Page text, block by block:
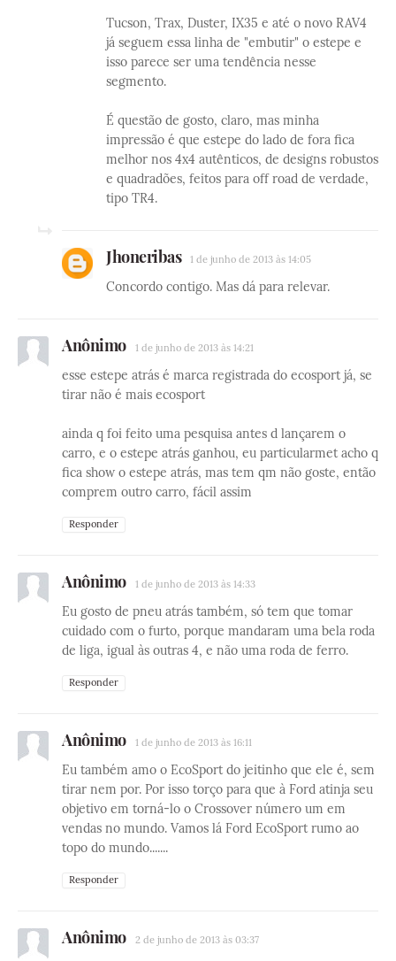
Tucson, Trax, Duster, IX35 e até o novo RAV4
já seguem essa linha de "embutir" o estepe e
isso parece ser uma tendência nesse
segmento.
É questão de gosto, claro, mas minha
impressão é que estepe do lado de fora fica
melhor nos 4x4 autênticos, de designs robustos
e quadradões, feitos para off road de verdade,
tipo TR4.
Jhoneribas 1 de junho de 2013 às 14:05
Concordo contigo. Mas dá para relevar.
Anônimo 1 de junho de 2013 às 14:21
esse estepe atrás é marca registrada do ecosport já, se
tirar não é mais ecosport
ainda q foi feito uma pesquisa antes d lançarem o
carro, e o estepe atrás ganhou, eu particularmet acho q
fica show o estepe atrás, mas tem qm não goste, então
comprem outro carro, fácil assim
Responder
Anônimo 1 de junho de 2013 às 14:33
Eu gosto de pneu atrás também, só tem que tomar
cuidado com o furto, porque mandaram uma bela roda
de liga, igual às outras 4, e não uma roda de ferro.
Responder
Anônimo 1 de junho de 2013 às 16:11
Eu também amo o EcoSport do jeitinho que ele é, sem
tirar nem por. Por isso torço para que à Ford atinja seu
objetivo em torná-lo o Crossover número um em
vendas no mundo. Vamos lá Ford EcoSport rumo ao
topo do mundo.......
Responder
Anônimo 2 de junho de 2013 às 03:37